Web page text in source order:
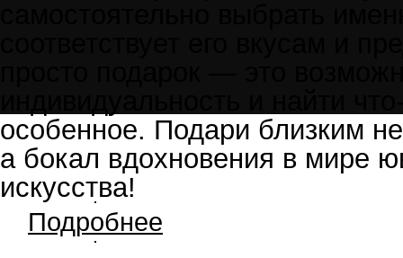
особенное. Подари близким
а бокал вдохновения в мире
искусства!
Подробнее